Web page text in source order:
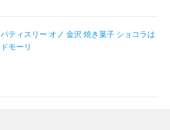
パティスリー オノ 金沢 焼き菓子 ショコラは
ドモーリ